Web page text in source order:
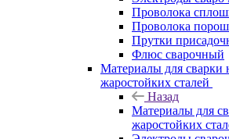
Проволока
Проволока
Прутки
Флюс сварочный
Материалы для
жаростойких сталей
Назад
Материалы для
жаростойких